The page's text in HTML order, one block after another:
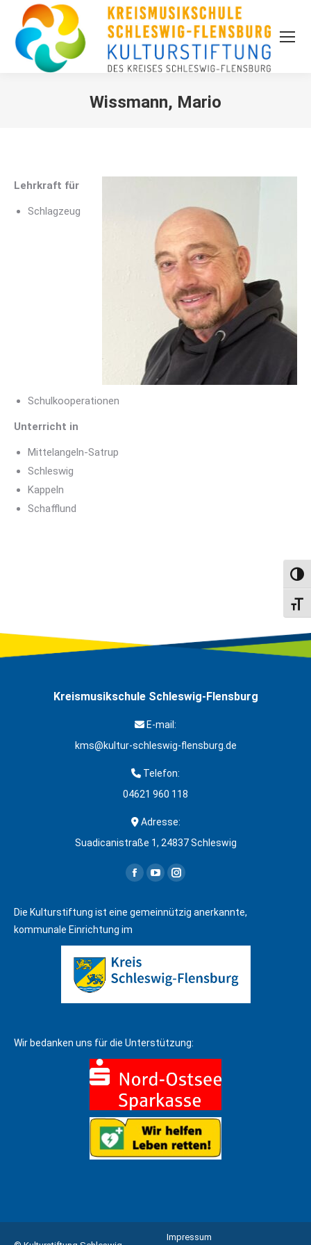
Wissmann, Mario
Lehrkraft für
Schlagzeug
Schulkooperationen
Unterricht in
Mittelangeln-Satrup
Schleswig
Kappeln
Schafflund
Kreismusikschule Schleswig-Flensburg
E-mail:
kms@kultur-schleswig-flensburg.de
Telefon:
04621 960 118
Adresse:
Suadicanistraße 1, 24837 Schleswig
Facebook
opens
window
YouTube
opens
window
Instagram
opens
window
Die Kulturstiftung ist eine gemeinnützig anerkannte,
kommunale Einrichtung im
Wir bedanken uns für die Unterstützung:
Impressum